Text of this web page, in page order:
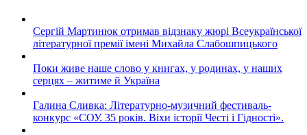
Сергій Мартинюк отримав відзнаку жюрі Всеукраїнської
літературної премії імені Михайла Слабошпицького
Поки живе наше слово у книгах, у родинах, у наших
серцях – житиме й Україна
Галина Сливка: Літературно-музичний фестиваль-
конкурс «СОУ. 35 років. Віхи історії Честі і Гідності».